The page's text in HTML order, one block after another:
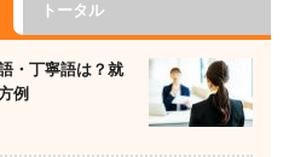
トータル
・丁寧語は？就
例